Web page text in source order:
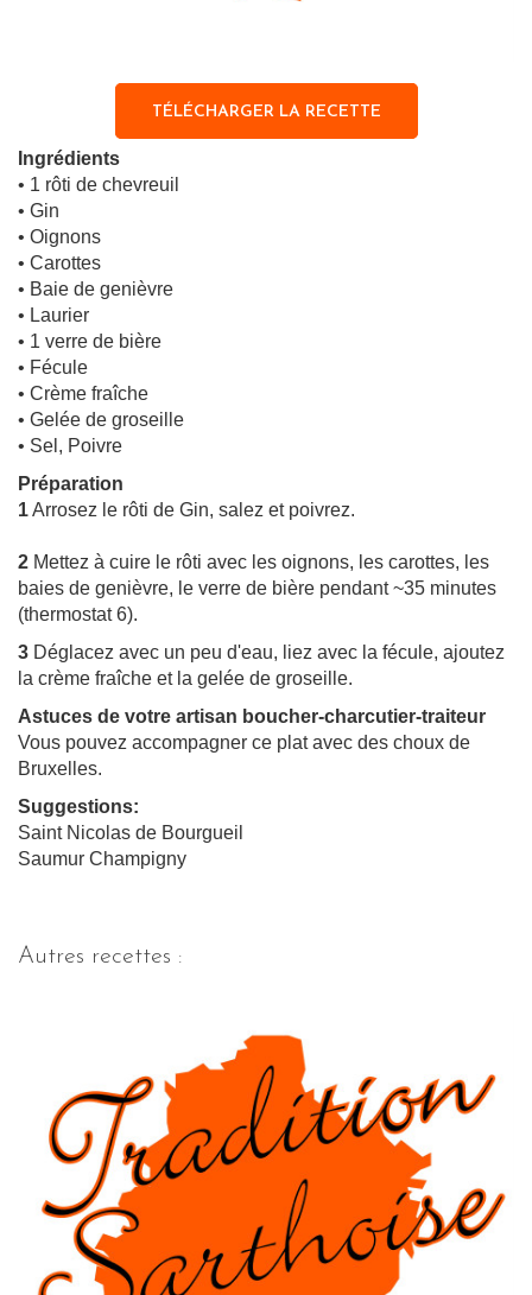
TÉLÉCHARGER LA RECETTE
Ingrédients
• 1 rôti de chevreuil
• Gin
• Oignons
• Carottes
• Baie de genièvre
• Laurier
• 1 verre de bière
• Fécule
• Crème fraîche
• Gelée de groseille
• Sel, Poivre
Préparation
1Arrosez le rôti de Gin, salez et poivrez.
2 Mettez à cuire le rôti avec les oignons, les carottes, les
baies de genièvre, le verre de bière pendant ~35 minutes
(thermostat 6).
3 Déglacez avec un peu d'eau, liez avec la fécule, ajoutez
la crème fraîche et la gelée de groseille.
Astuces de votre artisan boucher-charcutier-traiteur
Vous pouvez accompagner ce plat avec des choux de
Bruxelles.
Suggestions:
Saint Nicolas de Bourgueil
Saumur Champigny
Autres recettes :